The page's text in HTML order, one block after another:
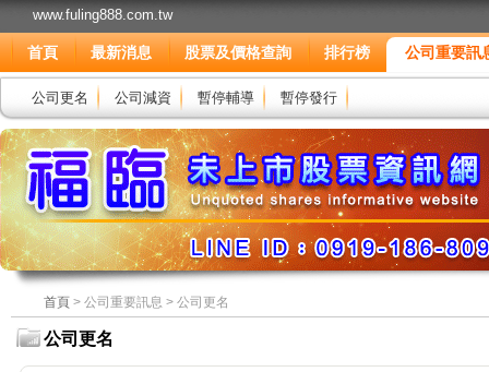
www.fuling888.com.tw
首頁 最新消息 股票及價格查詢 排行榜 公司重要訊
公司更名 公司減資 暫停輔導 暫停發行
首頁 > 公司重要訊息 > 公司更名
公司更名